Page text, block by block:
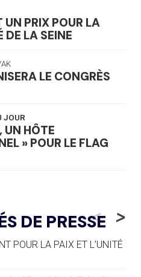
UN PRIX POUR LA
LA SEINE
LE CONGRÈS
JOUR
UN HÔTE
» POUR LE FLAG
LA LUGE ALPINE
PAS FINI »
À BRISBANE SUR LA
DE PRESSE
<
POUR LA PAIX ET L’UNITÉ
>